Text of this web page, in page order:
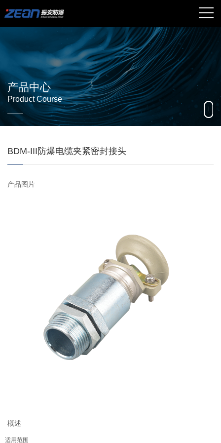
产品中心
Product Course
BDM-III防爆电缆夹紧密封接头
产品图片
概述
适用范围